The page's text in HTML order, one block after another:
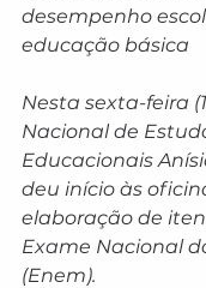
desempenho
educação básica
Nesta sexta-feira
Nacional de
Educacionais
deu início às
elaboração de
Exame Nacional
(Enem).